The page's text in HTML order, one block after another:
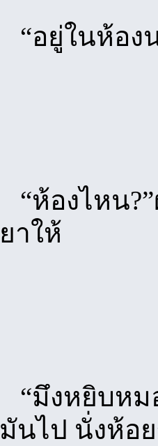
“อยู่ในห้อง
“ห้องไหน
ยาให้
“มึงหยิบหม
มันไป นั่งห้อ